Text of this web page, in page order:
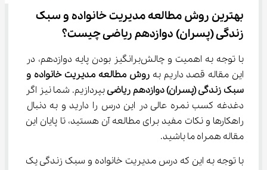
بهترین روش مطالعه مدیریت خانواده و سبک
زندگی (پسران) دوازدهم ریاضی چیست؟
با توجه به اهمیت و چالش‌برانگیز بودن پایه دوازدهم، در
این مقاله قصد داریم به روش مطالعه مدیریت خانواده و
سبک زندگی (پسران) دوازدهم ریاضی بپردازیم. شما نیز اگر
دغدغه کسب نمره عالی در این درس را دارید و به دنبال
راهکارها و نکات مفید برای مطالعه آن هستید، تا پایان این
مقاله همراه ما باشید.
با توجه به این که درس مدیریت خانواده و سبک زندگی یک